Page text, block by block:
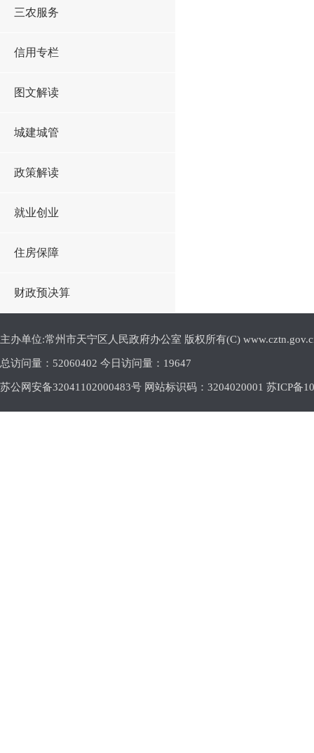
三农服务
信用专栏
图文解读
城建城管
政策解读
就业创业
住房保障
财政预决算
主办单位:常州市天宁区人民政府办公室 版权所有(C)
总访问量： 52060402 今日访问量： 19647
苏公网安备32041102000483号 网站标识码：3204020001 苏ICP备